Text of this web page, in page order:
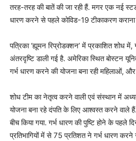
तरह-तरह की बातें की जा रही हैं. मगर एक नई
धारण करने से पहले कोविड-19 टीकाकरण कराना
पत्रिका ‘ह्यूमन रिप्रोडक्शन’ में प्रकाशित शोध
अंतरदृष्टि डाली गई है. अमेरिका स्थित बोस्टन
गर्भ धारण करने की योजना बना रही महिलाओं,
शोध टीम का नेतृत्व करने वाली एवं संस्थान में
योजना बना रहे दंपति के लिए आश्वस्त करने
बीच किया गया. गर्भ धारण की पुष्टि होने के
प्रतिभागियों में से 75 प्रतिशत ने गर्भ धारण